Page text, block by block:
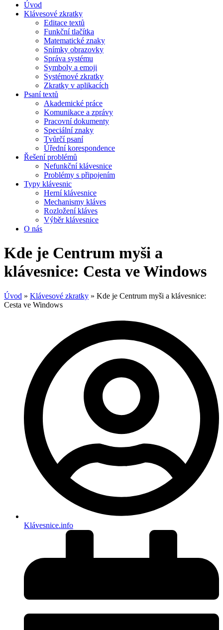
Úvod
Klávesové zkratky
Editace textů
Funkční tlačítka
Matematické znaky
Snímky obrazovky
Správa systému
Symboly a emoji
Systémové zkratky
Zkratky v aplikacích
Psaní textů
Akademické práce
Komunikace a zprávy
Pracovní dokumenty
Speciální znaky
Tvůrčí psaní
Úřední korespondence
Řešení problémů
Nefunkční klávesnice
Problémy s připojením
Typy klávesnic
Herní klávesnice
Mechanismy kláves
Rozložení kláves
Výběr klávesnice
O nás
Kde je Centrum myši a
klávesnice: Cesta ve Windows
Úvod » Klávesové zkratky » Kde je Centrum myši a klávesnice:
Cesta ve Windows
Klávesnice.info